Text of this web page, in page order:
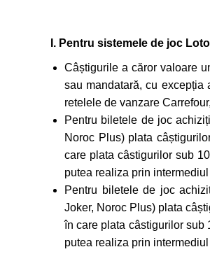
I. Pentru sistemele de joc
Câștigurile a căror valoare
sau mandatară, cu excepția
retelele de vanzare
Pentru biletele de joc
Noroc Plus) plata
care plata câstigurilor sub
putea realiza prin
Pentru biletele de joc
Joker, Noroc Plus) plata
în care plata câstigurilor sub
putea realiza prin